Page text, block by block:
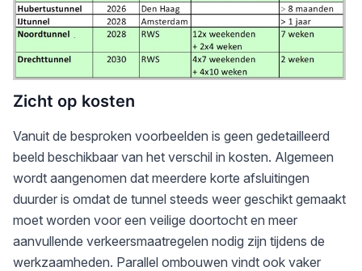
Zicht op kosten
Vanuit de besproken voorbeelden is geen gedetailleerd
beeld beschikbaar van het verschil in kosten. Algemeen
wordt aangenomen dat meerdere korte afsluitingen
duurder is omdat de tunnel steeds weer geschikt gemaakt
moet worden voor een veilige doortocht en meer
aanvullende verkeersmaatregelen nodig zijn tijdens de
werkzaamheden. Parallel ombouwen vindt ook vaker